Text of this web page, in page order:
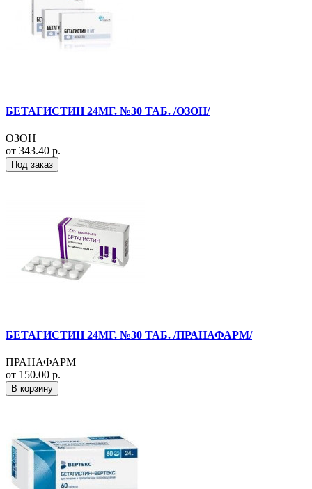
БЕТАГИСТИН 24МГ. №30 ТАБ. /ОЗОН/
ОЗОН
от 343.40 р.
Под заказ
БЕТАГИСТИН 24МГ. №30 ТАБ. /ПРАНАФАРМ/
ПРАНАФАРМ
от 150.00 р.
В корзину